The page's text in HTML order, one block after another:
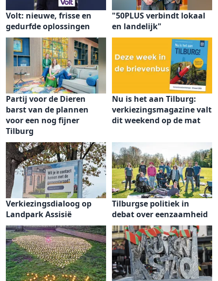
Volt: nieuwe, frisse en
gedurfde oplossingen
"50PLUS verbindt lokaal
en landelijk"
Partij voor de Dieren
barst van de plannen
voor een nog fijner
Tilburg
Nu is het aan Tilburg:
verkiezingsmagazine valt
dit weekend op de mat
Verkiezingsdialoog op
Landpark Assisië
Tilburgse politiek in
debat over eenzaamheid